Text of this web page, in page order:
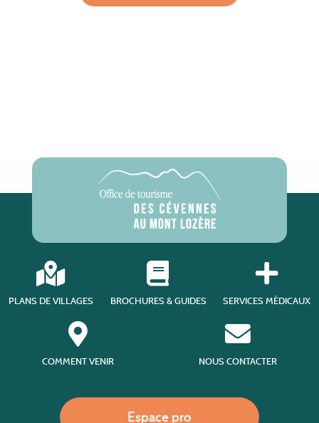
PLANS DE VILLAGES BROCHURES & GUIDES SERVICES MÉDICAUX
COMMENT VENIR NOUS CONTACTER
Espace pro